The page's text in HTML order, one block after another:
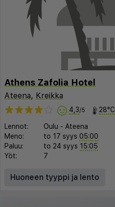
Athens Zafolia Hotel
Ateena, Kreikka
4,3/5 28°C
Lennot: Oulu - Ateena
Meno:
to 17 syys 05:00
Paluu:
to 24 syys 15:05
Yöt:
7
Huoneen tyyppi ja lento